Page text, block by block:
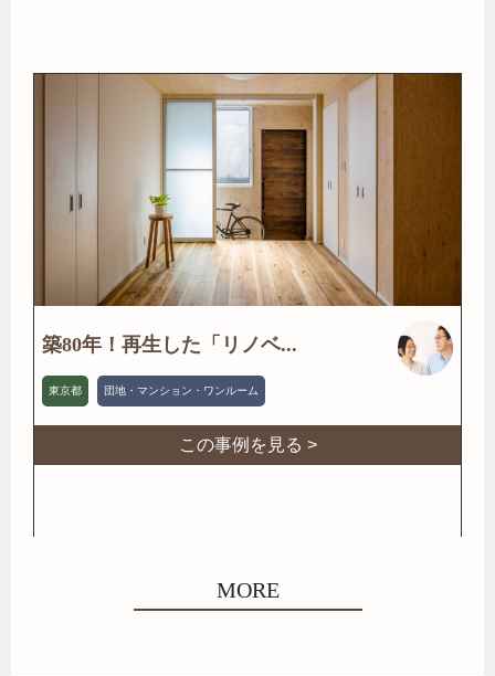
築80年！再生した「リノベ...
東京都 団地・マンション・ワンルーム
この事例を見る >
MORE